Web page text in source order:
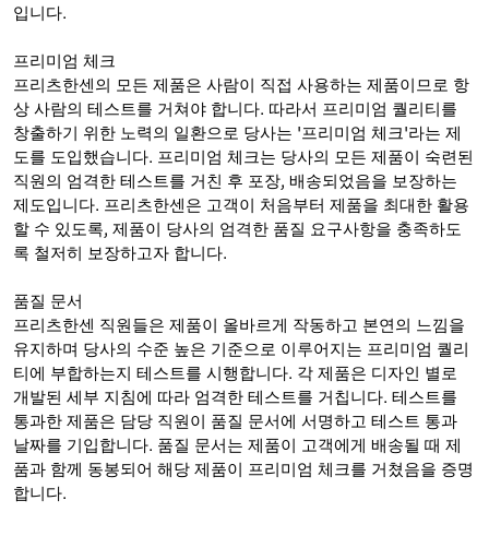
입니다.
프리미엄 체크
프리츠한센의 모든 제품은 사람이 직접 사용하는 제품이므로 항
상 사람의 테스트를 거쳐야 합니다. 따라서 프리미엄 퀄리티를
창출하기 위한 노력의 일환으로 당사는 '프리미엄 체크'라는 제
도를 도입했습니다. 프리미엄 체크는 당사의 모든 제품이 숙련된
직원의 엄격한 테스트를 거친 후 포장, 배송되었음을 보장하는
제도입니다. 프리츠한센은 고객이 처음부터 제품을 최대한 활용
할 수 있도록, 제품이 당사의 엄격한 품질 요구사항을 충족하도
록 철저히 보장하고자 합니다.
품질 문서
프리츠한센 직원들은 제품이 올바르게 작동하고 본연의 느낌을
유지하며 당사의 수준 높은 기준으로 이루어지는 프리미엄 퀄리
티에 부합하는지 테스트를 시행합니다. 각 제품은 디자인 별로
개발된 세부 지침에 따라 엄격한 테스트를 거칩니다. 테스트를
통과한 제품은 담당 직원이 품질 문서에 서명하고 테스트 통과
날짜를 기입합니다. 품질 문서는 제품이 고객에게 배송될 때 제
품과 함께 동봉되어 해당 제품이 프리미엄 체크를 거쳤음을 증명
합니다.